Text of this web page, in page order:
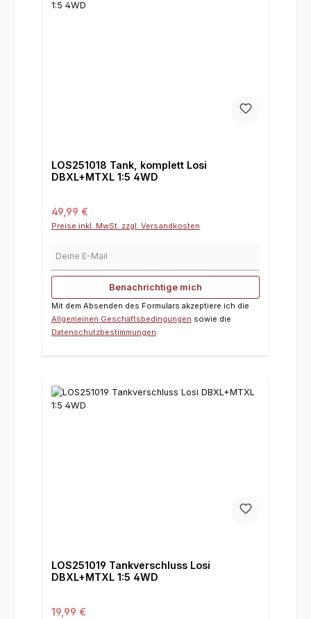
LOS251018 Tank, komplett Losi
DBXL+MTXL 1:5 4WD
Regulärer Preis:
49,99 €
Preise inkl. MwSt. zzgl. Versandkosten
Benachrichtige mich
Mit dem Absenden des Formulars akzeptiere ich die
Allgemeinen Geschäftsbedingungen sowie die
Datenschutzbestimmungen
LOS251019 Tankverschluss Losi
DBXL+MTXL 1:5 4WD
Regulärer Preis:
19,99 €